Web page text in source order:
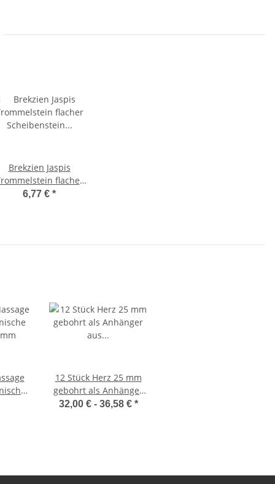
Brekzien Jaspis
flacher
Scheibenstein
6,77 € *
12 Stück Herz 25 mm
gebohrt als Anhänger
aus Edelsteinen mit
32,00 € - 36,58 € *